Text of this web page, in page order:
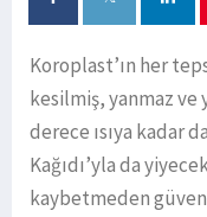
Koroplast’ın her
kesilmiş, yanmaz ve
derece ısıya kadar
Kağıdı’yla da
kaybetmeden